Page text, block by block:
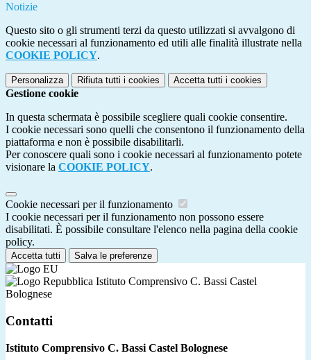
Notizie
Questo sito o gli strumenti terzi da questo utilizzati si avvalgono di
cookie necessari al funzionamento ed utili alle finalità illustrate nella
COOKIE POLICY.
Personalizza Rifiuta tutti i cookies Accetta tutti i cookies
Gestione cookie
In questa schermata è possibile scegliere quali cookie consentire.
I cookie necessari sono quelli che consentono il funzionamento della
piattaforma e non è possibile disabilitarli.
Per conoscere quali sono i cookie necessari al funzionamento potete
visionare la COOKIE POLICY.
Cookie necessari per il funzionamento
I cookie necessari per il funzionamento non possono essere
disabilitati. È possibile consultare l'elenco nella pagina della cookie
policy.
Accetta tutti Salva le preferenze
Istituto Comprensivo C. Bassi Castel
Bolognese
Contatti
Istituto Comprensivo C. Bassi Castel Bolognese